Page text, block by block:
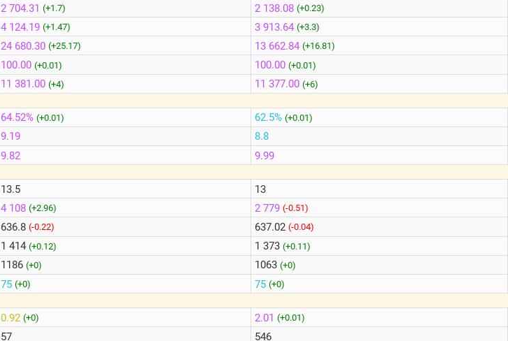
2 704.31 (+1.7)
4 124.19 (+1.47)
24 680.30 (+25.17)
100.00 (+0.01)
11 381.00 (+4)
64.52%(+0.01)
9.19
9.82
13.5
4 108(+2.96)
636.8(-0.22)
1 414(+0.12)
1186(+0)
75(+0)
0.92(+0)
57
2 138.08 (+0.23)
3 913.64 (+3.3)
13 662.84 (+16.81)
100.00 (+0.01)
11 377.00 (+6)
62.5% (+0.01)
8.8
9.99
13
2 779 (-0.51)
637.02 (-0.04)
1 373 (+0.11)
1063 (+0)
75 (+0)
2.01 (+0.01)
546